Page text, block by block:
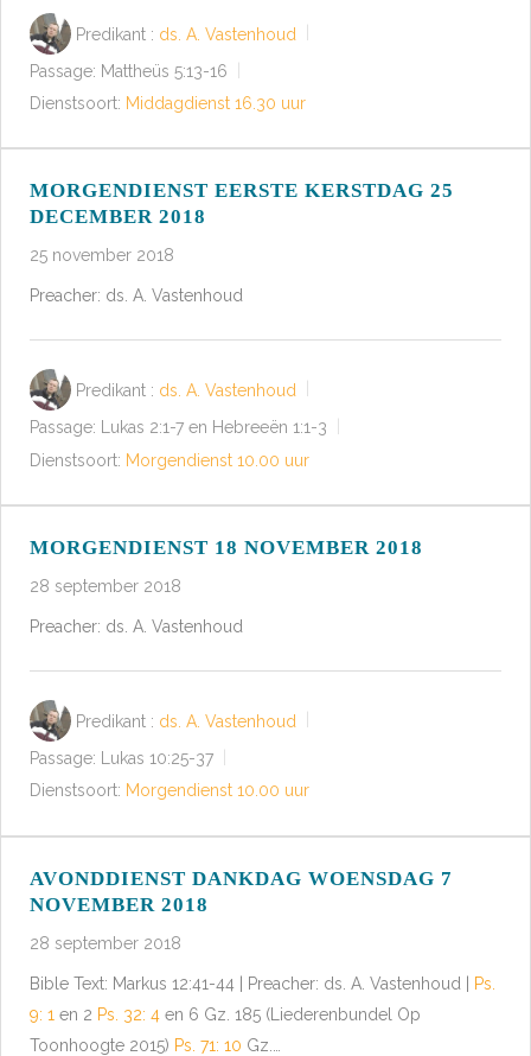
Predikant : ds. A. Vastenhoud
Passage: Mattheüs 5:13-16
Dienstsoort: Middagdienst 16.30 uur
MORGENDIENST EERSTE KERSTDAG 25
DECEMBER 2018
25 november 2018
Preacher: ds. A. Vastenhoud
Predikant : ds. A. Vastenhoud
Passage: Lukas 2:1-7 en Hebreeën 1:1-3
Dienstsoort: Morgendienst 10.00 uur
MORGENDIENST 18 NOVEMBER 2018
28 september 2018
Preacher: ds. A. Vastenhoud
Predikant : ds. A. Vastenhoud
Passage: Lukas 10:25-37
Dienstsoort: Morgendienst 10.00 uur
AVONDDIENST DANKDAG WOENSDAG 7
NOVEMBER 2018
28 september 2018
Bible Text: Markus 12:41-44 | Preacher: ds. A. Vastenhoud |
Ps.
9: 1 en 2 Ps. 32: 4 en 6 Gz. 185 (Liederenbundel Op
Toonhoogte 2015) Ps. 71: 10 Gz.…